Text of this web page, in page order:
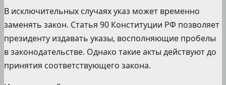
В исключительных случаях указ может временно
заменять закон. Статья 90 Конституции РФ позволяет
президенту издавать указы, восполняющие пробелы
в законодательстве. Однако такие акты действуют до
принятия соответствующего закона.